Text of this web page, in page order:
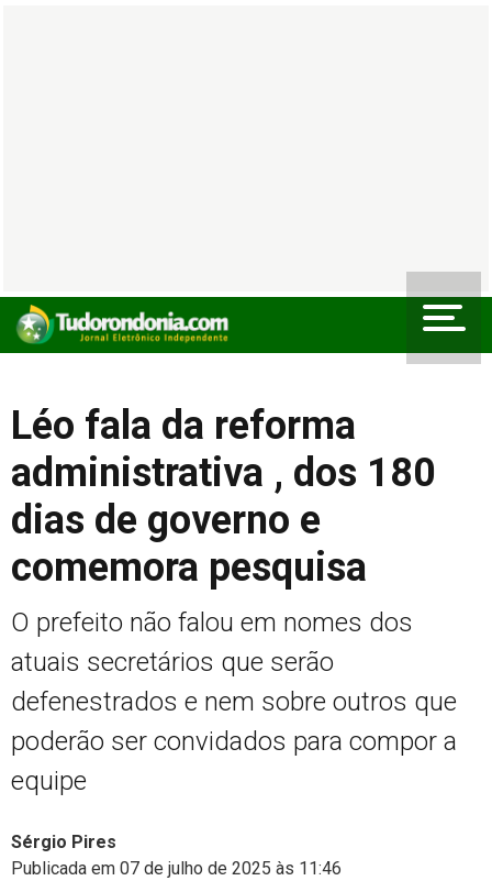
Léo fala da reforma
administrativa , dos 180
dias de governo e
comemora pesquisa
O prefeito não falou em nomes dos
atuais secretários que serão
defenestrados e nem sobre outros que
poderão ser convidados para compor a
equipe
Sérgio Pires
Publicada em 07 de julho de 2025 às 11:46